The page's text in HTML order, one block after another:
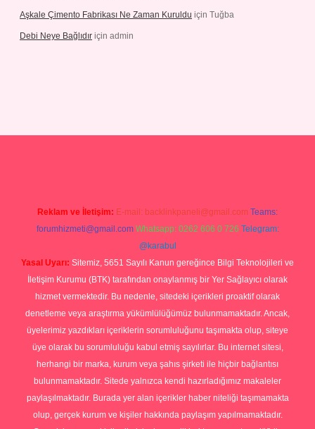
Aşkale Çimento Fabrikası Ne Zaman Kuruldu için Tuğba
Debi Neye Bağlıdır için admin
Reklam ve İletişim: E-mail: backlinkpaneli@gmail.com Teams:
forumhizmeti@gmail.com Whatsapp: 0262 606 0 726 Telegram:
@karabul
Yasal Uyarı: Sitemiz, 5651 Sayılı Kanun gereğince Bilgi Teknolojileri ve
İletişim Kurumu (BTK) tarafından onaylanmış bir Yer Sağlayıcı olarak
hizmet vermektedir. Bu nedenle, sitedeki içerikleri proaktif olarak
denetleme veya araştırma yükümlülüğümüz bulunmamaktadır. Ancak,
üyelerimiz yazdıkları içeriklerin sorumluluğunu taşımakta olup, siteye
üye olarak bu sorumluluğu kabul etmiş sayılırlar. Bu internet sitesi,
herhangi bir marka, kurum veya şahıs şirketi ile hiçbir bağlantısı
bulunmamaktadır. Sitede yalnızca kendi hazırladığımız makaleler
paylaşılmaktadır. Burada yer alan içerikler haber niteliği taşımamakta
olup, gerçek kurum ve kişiler hakkında paylaşım yapılmamaktadır.